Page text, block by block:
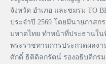
จังหวัด อำเภอ และชมรม TO
ประจำปี 2569 โดยมีนายภาส
มหาดไทย ทำหน้าที่ประธานใ
พระราชทานการประกวดผลง
ศักดิ์ ธิติดิลกรัตน์ รองอธิบดีกร